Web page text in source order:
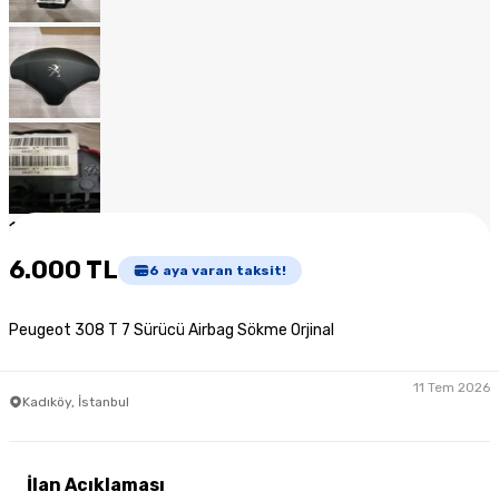
1
6.000 TL 6 aya varan taksit!
Peugeot 308 T 7 Sürücü Airbag Sökme Orjinal
Kadıköy, İstanbul
11 Tem 2026
İlan Açıklaması